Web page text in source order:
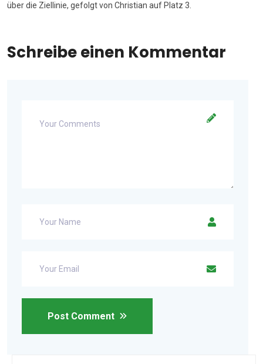
über die Ziellinie, gefolgt von Christian auf Platz 3.
Schreibe einen Kommentar
Post Comment